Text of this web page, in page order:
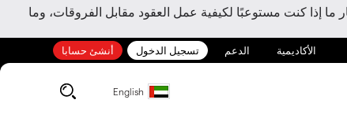
إذا كنت مستوعبًا لكيفية عمل العقود مقابل الفروقات، وما
الأكاديمية الدعم تسجيل الدخول أنشئ حسابا
English